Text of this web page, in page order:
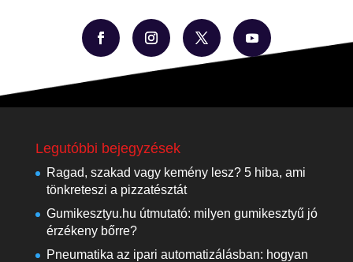
Legutóbbi bejegyzések
Ragad, szakad vagy kemény lesz? 5 hiba, ami
tönkreteszi a pizzatésztát
Gumikesztyu.hu útmutató: milyen gumikesztyű jó
érzékeny bőrre?
Pneumatika az ipari automatizálásban: hogyan